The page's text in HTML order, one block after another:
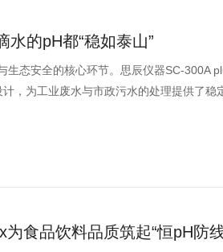
的pH都“稳如泰山”
态安全的核心环节。思辰仪器SC-300A
，为工业废水与市政污水的处理提供了稳
食品饮料品质筑起“恒pH防